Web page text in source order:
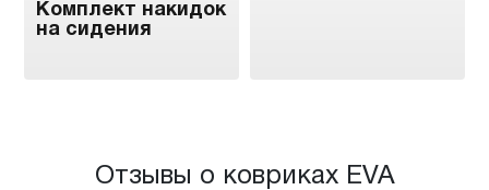
Комплект накидок
на сидения
Отзывы о ковриках EVA